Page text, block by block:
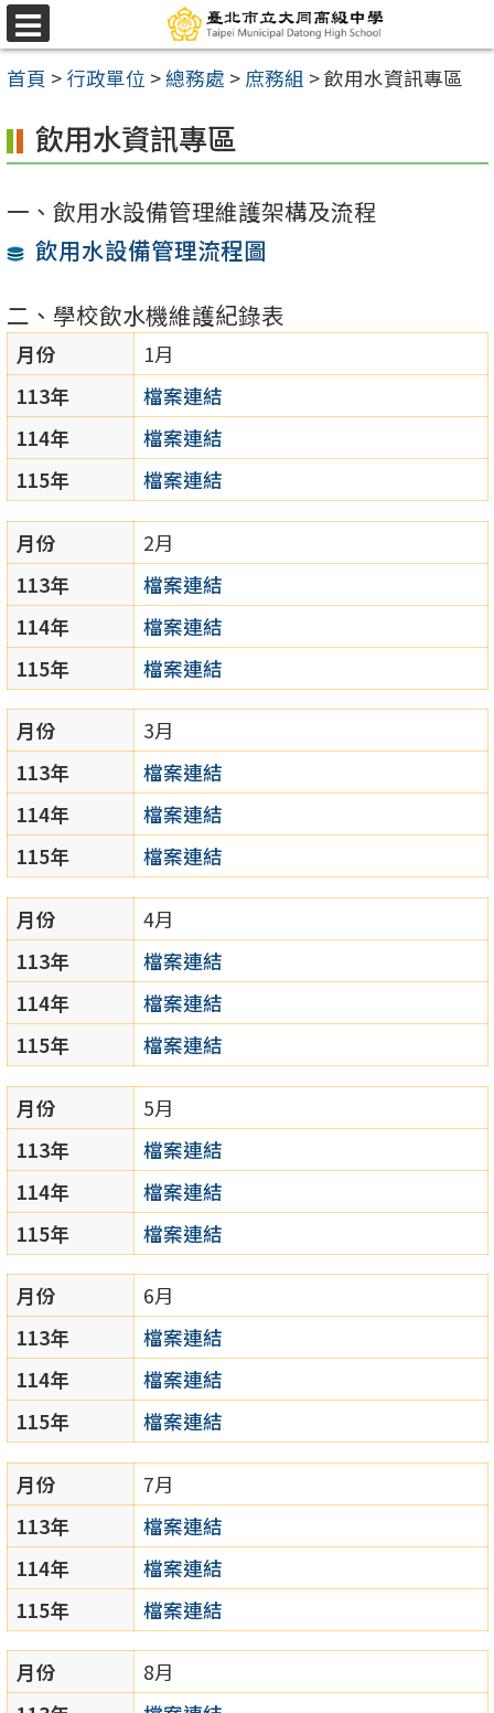
跳
至
主
內
區
選
單
首頁 > 行政單位 >總務處 > 庶務組 >飲用水資訊專區
飲用水資訊專區
一、飲用水設備管理維護架構及流程
飲用水設備管理流程圖
二、學校飲水機維護紀錄表
月份
1月
113年
檔案連結
114年
檔案連結
115年
檔案連結
月份
2月
113年
檔案連結
114年
檔案連結
115年
檔案連結
月份
3月
113年
檔案連結
114年
檔案連結
115年
檔案連結
月份
4月
113年
檔案連結
114年
檔案連結
115年
檔案連結
月份
5月
113年
檔案連結
114年
檔案連結
115年
檔案連結
月份
6月
113年
檔案連結
114年
檔案連結
115年
檔案連結
月份
7月
113年
檔案連結
114年
檔案連結
115年
檔案連結
月份
8月